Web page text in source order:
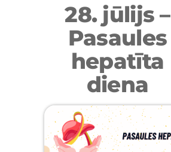
28. jūlijs –
Pasaules
hepatīta
diena